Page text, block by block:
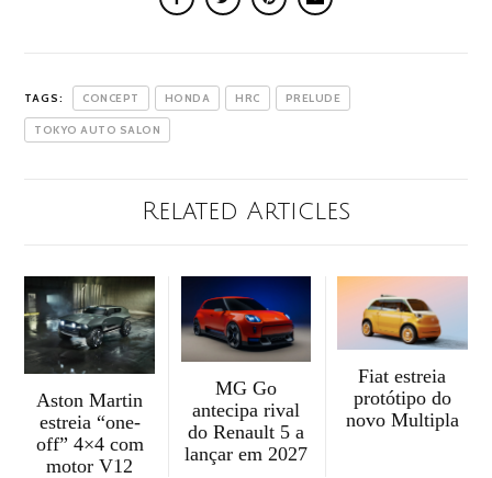
TAGS: CONCEPT HONDA HRC PRELUDE
TOKYO AUTO SALON
Related Articles
Aston Martin
estreia “one-
off” 4×4 com
motor V12
MG Go
antecipa rival
do Renault 5 a
lançar em 2027
Fiat estreia
protótipo do
novo Multipla